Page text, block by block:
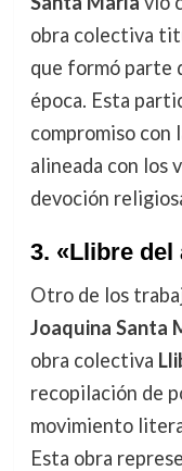
obra colectiva
que formó parte
época. Esta
compromiso con
alineada con los
devoción
3. «Llibre del
Otro de los
Joaquina Santa
obra colectiva
recopilación de
movimiento
Esta obra